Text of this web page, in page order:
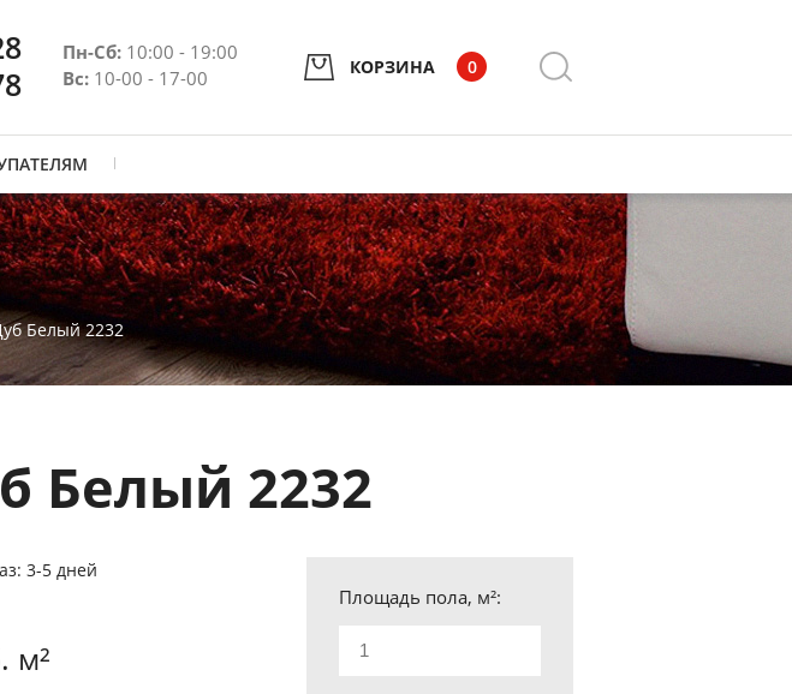
Пн-Сб: 10:00 - 19:00
Вс: 10-00 - 17-00 КОРЗИНА 0
Белый 2232
Белый 2232
3-5 дней
м²
Площадь пола, м²: